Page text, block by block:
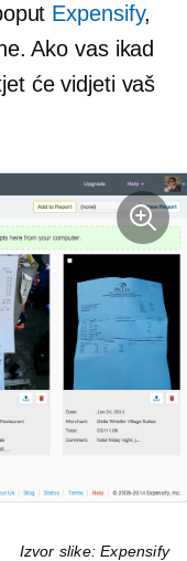
Expensify,
Ako vas ikad
će vidjeti vaš
Izvor slike: Expensify